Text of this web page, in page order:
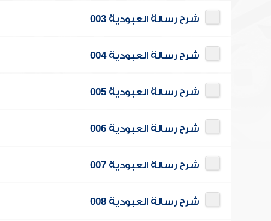
شرح رسالة العبودية 003
شرح رسالة العبودية 004
شرح رسالة العبودية 005
شرح رسالة العبودية 006
شرح رسالة العبودية 007
شرح رسالة العبودية 008